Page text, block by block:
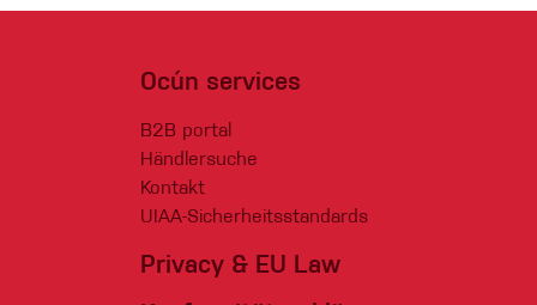
Ocún services
B2B portal
Händlersuche
Kontakt
UIAA-Sicherheitsstandards
Privacy & EU Law